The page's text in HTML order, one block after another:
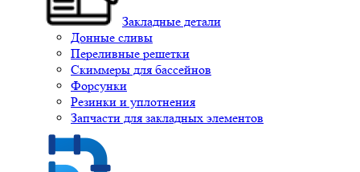
Закладные детали
Донные сливы
Переливные решетки
Скиммеры для бассейнов
Форсунки
Резинки и уплотнения
Запчасти для закладных элементов